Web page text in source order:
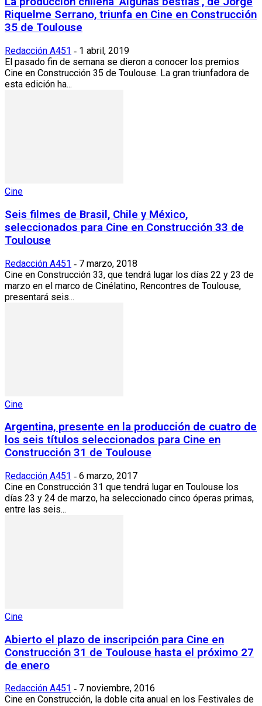
Riquelme Serrano, triunfa en Cine en Construcción
35 de Toulouse
Redacción A451 - 1 abril, 2019
El pasado fin de semana se dieron a conocer los premios
Cine en Construcción 35 de Toulouse. La gran triunfadora de
esta edición ha...
Cine
Seis filmes de Brasil, Chile y México,
seleccionados para Cine en Construcción 33 de
Toulouse
Redacción A451 - 7 marzo, 2018
Cine en Construcción 33, que tendrá lugar los días 22 y 23 de
marzo en el marco de Cinélatino, Rencontres de Toulouse,
presentará seis...
Cine
Argentina, presente en la producción de cuatro de
los seis títulos seleccionados para Cine en
Construcción 31 de Toulouse
Redacción A451 - 6 marzo, 2017
Cine en Construcción 31 que tendrá lugar en Toulouse los
días 23 y 24 de marzo, ha seleccionado cinco óperas primas,
entre las seis...
Cine
Abierto el plazo de inscripción para Cine en
Construcción 31 de Toulouse hasta el próximo 27
de enero
Redacción A451 - 7 noviembre, 2016
Cine en Construcción, la doble cita anual en los Festivales de